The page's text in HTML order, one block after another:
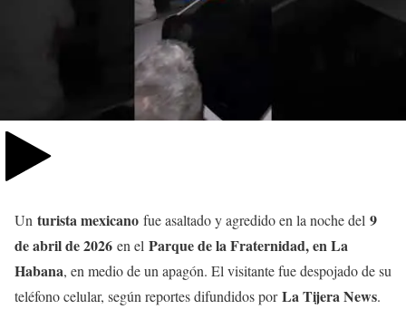
Un turista mexicano fue asaltado y agredido en la noche del 9
de abril de 2026 en el Parque de la Fraternidad, en La
Habana, en medio de un apagón. El visitante fue despojado de su
teléfono celular, según reportes difundidos porLa Tijera News.